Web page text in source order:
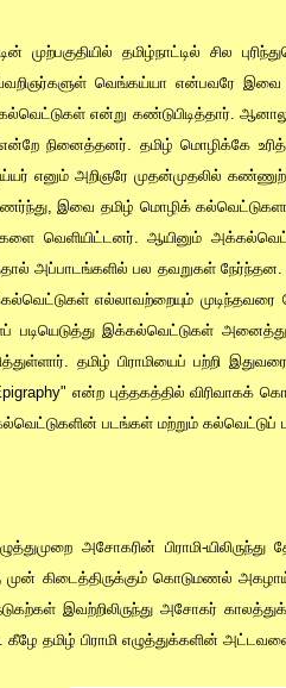
முற்பகுதியில் தமிழ்நாட்டில் சில
வெங்கய்யா என்பவரே இவை
என்று கண்டுபிடித்தார்.
நினைத்தனர். தமிழ் மொழிக்கே
எனும் அறிஞரே முதன்முதலில்
இவை தமிழ் மொழிக்
வெளியிட்டனர். ஆயினும்
அப்பாடங்களில் பல தவறுகள் நேர்ந்தன.
எல்லாவற்றையும் முடிந்தவரை
படியெடுத்து இக்கல்வெட்டுகள்
தமிழ் பிராமியைப் பற்றி
என்ற புத்தகத்தில் விரிவாகக்
கல்வெட்டுகளின் படங்கள் மற்றும் கல்வெட்டுப்
அசோகரின் பிராமி-
கிடைத்திருக்கும் கொடுமணல்
இவற்றிலிருந்து அசோகர்
கீழே தமிழ் பிராமி எழுத்துக்களின்